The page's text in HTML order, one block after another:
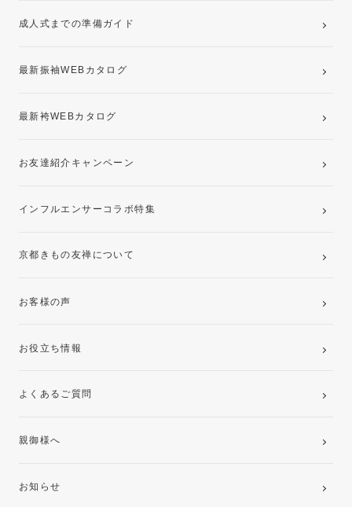
成人式までの準備ガイド
最新振袖WEBカタログ
最新袴WEBカタログ
お友達紹介キャンペーン
インフルエンサーコラボ特集
京都きもの友禅について
お客様の声
お役立ち情報
よくあるご質問
親御様へ
お知らせ